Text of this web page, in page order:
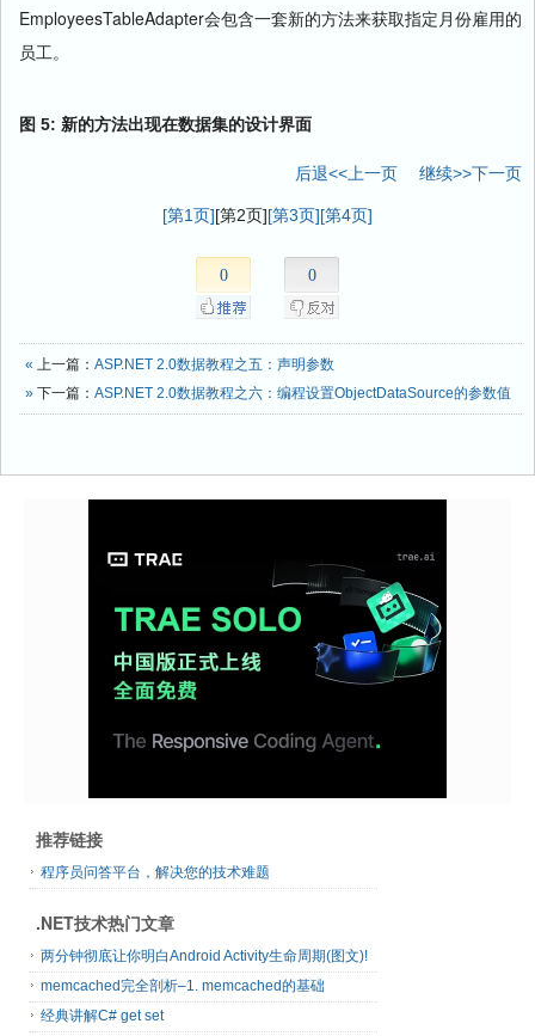
EmployeesTableAdapter会包含一套新的方法来获取指定月份雇用的
员工。
图 5: 新的方法出现在数据集的设计界面
后退<<上一页 继续>>下一页
[第1页][第2页][第3页][第4页]
0 0
« 上一篇： ASP.NET 2.0数据教程之五：声明参数
» 下一篇： ASP.NET 2.0数据教程之六：编程设置ObjectDataSource的参数值
推荐链接
程序员问答平台，解决您的技术难题
.NET技术热门文章
两分钟彻底让你明白Android Activity生命周期(图文)!
memcached完全剖析–1. memcached的基础
经典讲解C# get set